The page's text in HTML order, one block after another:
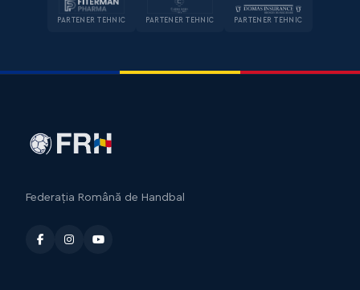
PARTENER TEHNIC PARTENER TEHNIC PARTENER TEHNIC
Federația Română de Handbal